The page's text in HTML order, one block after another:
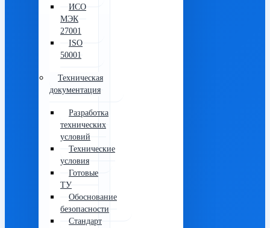
ИСО
МЭК
27001
ISO
50001
Техническая
документация
Разработка
технических
условий
Технические
условия
Готовые
ТУ
Обоснование
безопасности
Стандарт